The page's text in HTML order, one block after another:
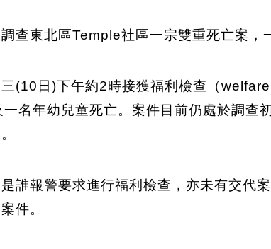
查東北區Temple社區一宗雙重死亡案，
(10日)下午約2時接獲福利檢查（
名年幼兒童死亡。案件目前仍處於調查
誰報警要求進行福利檢查，亦未有交代
件。